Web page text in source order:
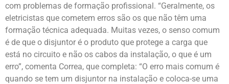
com problemas de formação profissional. “Geralmente, os
eletricistas que cometem erros são os que não têm uma
formação técnica adequada. Muitas vezes, o senso comum
é de que o disjuntor é o produto que protege a carga que
está no circuito e não os cabos da instalação, o que é um
erro”, comenta Correa, que completa: “O erro mais comum é
quando se tem um disjuntor na instalação e coloca-se uma